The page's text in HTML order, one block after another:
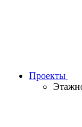
Проекты